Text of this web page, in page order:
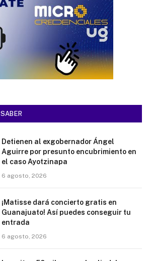
SABER
Detienen al exgobernador Ángel
Aguirre por presunto encubrimiento en
el caso Ayotzinapa
6 agosto, 2026
¡Matisse dará concierto gratis en
Guanajuato! Así puedes conseguir tu
entrada
6 agosto, 2026